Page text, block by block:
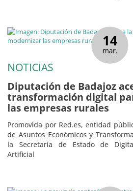
14
mar.
NOTICIAS
Diputación de Badajoz
transformación digital
las empresas rurales
Promovida por Red.es, entidad
de Asuntos Económicos y
la Secretaría de Estado de
Artificial